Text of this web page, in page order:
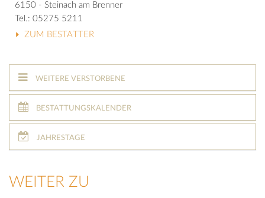
6150 - Steinach am Brenner
Tel.: 05275 5211
ZUM BESTATTER
WEITERE VERSTORBENE
BESTATTUNGSKALENDER
JAHRESTAGE
WEITER ZU